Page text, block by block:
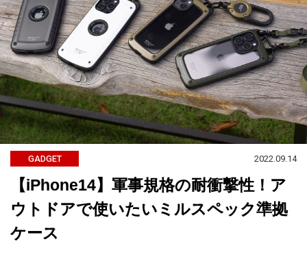
GADGET 2022.09.14
【iPhone14】軍事規格の耐衝撃性！ア
ウトドアで使いたいミルスペック準拠
ケース